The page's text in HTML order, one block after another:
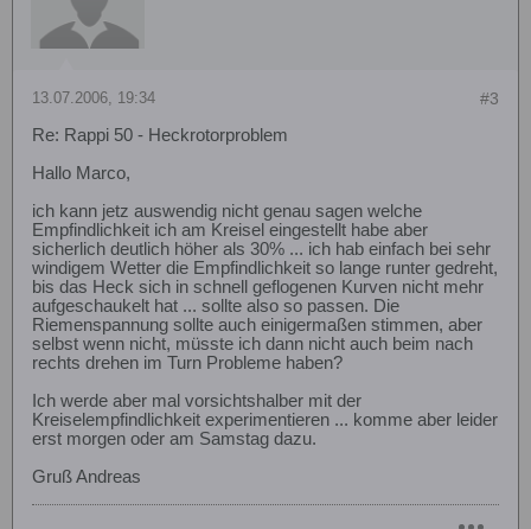
#3
13.07.2006, 19:34
Re: Rappi 50 - Heckrotorproblem
Hallo Marco,
ich kann jetz auswendig nicht genau sagen welche
Empfindlichkeit ich am Kreisel eingestellt habe aber
sicherlich deutlich höher als 30% ... ich hab einfach bei sehr
windigem Wetter die Empfindlichkeit so lange runter gedreht,
bis das Heck sich in schnell geflogenen Kurven nicht mehr
aufgeschaukelt hat ... sollte also so passen. Die
Riemenspannung sollte auch einigermaßen stimmen, aber
selbst wenn nicht, müsste ich dann nicht auch beim nach
rechts drehen im Turn Probleme haben?
Ich werde aber mal vorsichtshalber mit der
Kreiselempfindlichkeit experimentieren ... komme aber leider
erst morgen oder am Samstag dazu.
Gruß Andreas